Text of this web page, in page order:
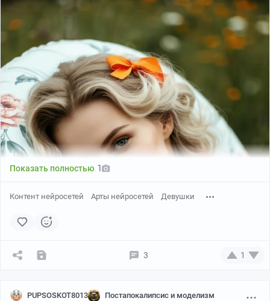
Показать полностью 1
Контент нейросетей Арты нейросетей Девушки
3 1
PUPSOSKOT8013 Постапокалипсис и моделизм